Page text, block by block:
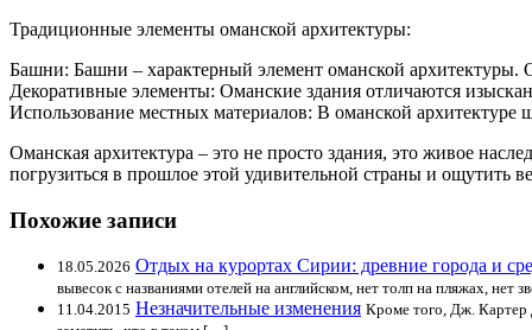
Традиционные элементы оманской архитектуры:
Башни: Башни – характерный элемент оманской архитектуры.
Декоративные элементы: Оманские здания отличаются
Использование местных материалов: В оманской архитектуре
Оманская архитектура – это не просто здания, это живое
погрузиться в прошлое этой удивительной страны и ощутить
Похожие записи
18.05.2026 Отдых на курортах Сирии: древние города и
вывесок с названиями отелей на английском, нет толп на пляжах, нет
11.04.2015 Незначительные изменения Кроме того, Дж. Картер